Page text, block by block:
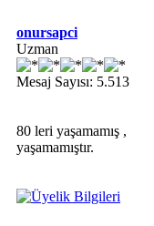
onursapci
Uzman
Mesaj Sayısı: 5.513
80 leri yaşamamış ,
yaşamamıştır.